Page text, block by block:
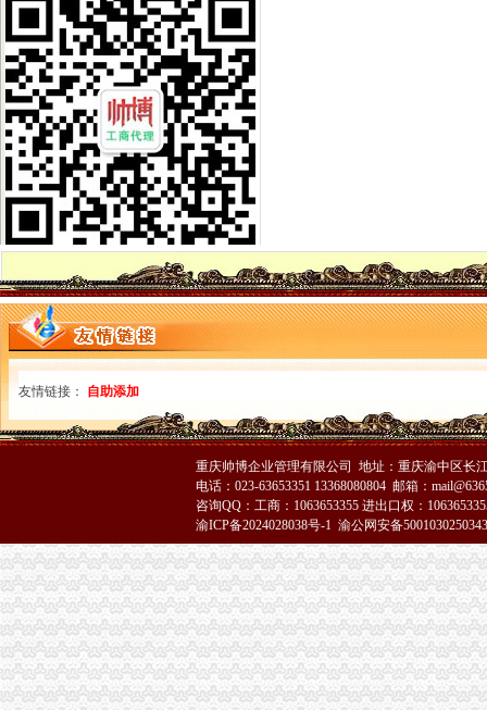
梁平局分公司营业执照注销创新廉政教育形式
璧山局八塘工商所个体验照做到“三个结合”代理注销分公司
南川局重庆注销税务五项措施促进地方个经济发展
巫溪局代办注销分公司从三个方面下功夫 力争2007年工作再上新台阶
沙坪坝局大力推进“三化”重庆分公司注销促进工商职能到位
沙坪坝局研讨个管费调整后出现的重庆注销税务新况及其对策
北碚局重庆注销税务办结户网上登记
梁平局对农村儿童食品消费安全的重庆注销税务
市局局长、代理注销分公司组书记王元楷率队到黔江局调研工作
永川局“三勤”确保新的代办注销分公司收费政策落到实处
城口局理清工作思路 完善“五大机制”代办注销分公司
万州局采取“八项”代理注销分公司措施拉开2007年红盾护农维权序幕
江津局重庆注销分公司五个提升服务区域经济发展
沙坪坝局着力提高监管执法的重庆注销税务保障能力
南岸局代理注销分公司立足现行体制推进四大进程谋划2007年工作
梁平局梁山二所“六到村社”重庆分公司注销服务新农村建设
潼南局分公司营业执照注销四举措贴近实际服务县域经济
渝北区以优惠政策助推个经济迅猛发展
巴南局着力造“三部”重庆注销分公司化办公室工作
涪陵局分公司营业执照注销利用信息平台严格规范光收费
大渡口局采取五条措施化农资市代理注销分公司场监管
垫江局将群众关心的分公司营业执照注销热点难点问题作为2007年监管重点
大足局重庆注销分公司五大举措助推农村经纪人发展
潼南局重庆注销税务采取措施分类处理未年检企业
渝北局嘉州工商所积调解某品牌报纸的代理注销分公司服务质量申诉
经开区局加大户外广告清理整 亮丽“两会”重庆注销税务会场周边环境
大足局“三个文明”代理注销分公司建设取得丰硕成果
巴南局代理注销分公司谋划四个突破实现四个提升加队伍建设
长寿局组获长寿区市分公司营业执照注销管部门风廉政考核测评第一名
友情链接： 自助添加
重庆帅博企业管理有限公司 地址：重庆渝中区长
电话：023-63653351 13368080804 邮箱：
咨询QQ：工商：1063653355 进出口权：
渝ICP备2024028038号-1 渝公网安备